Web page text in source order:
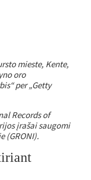
mieste, Kente,
oro
per „Getty
Records of
įrašai saugomi
(GRONI).